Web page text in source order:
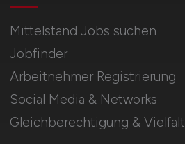
Mittelstand Jobs suchen
Jobfinder
Arbeitnehmer Registrierung
Social Media & Networks
Gleichberechtigung & Vielfalt